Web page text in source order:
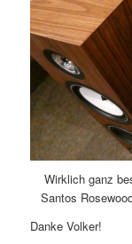
Wirklich ganz
Santos
Danke Volker!